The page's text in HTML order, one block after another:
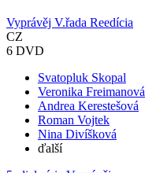
Vyprávěj V.řada Reedícia
CZ
6 DVD
Svatopluk Skopal
Veronika Freimanová
Andrea Kerestešová
Roman Vojtek
Nina Divíšková
ďalší